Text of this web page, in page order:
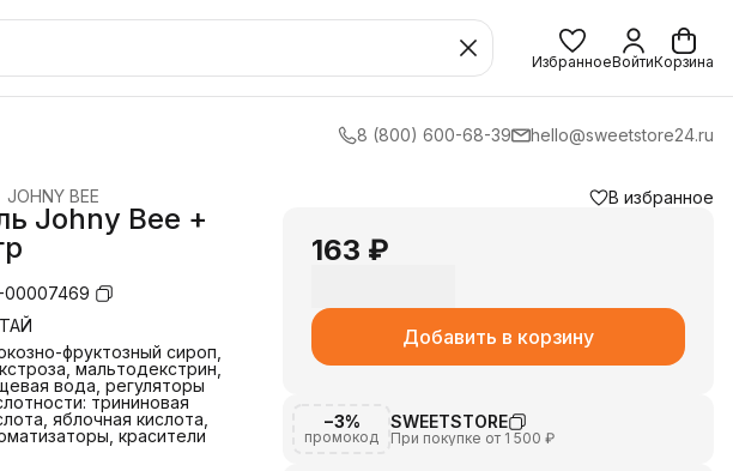
ИзбранноеВойтиКорзина
8 (800) 600-68-39 hello@sweetstore24.ru
JOHNY BEE
Johny Bee +
00007469
фруктозный сироп,
мальтодекстрин,
вода, регуляторы
трининовая
яблочная кислота,
красители
В избранное
163 ₽
Добавить в корзину
−3%
промокод
SWEETSTORE
При покупке от 1 500 ₽